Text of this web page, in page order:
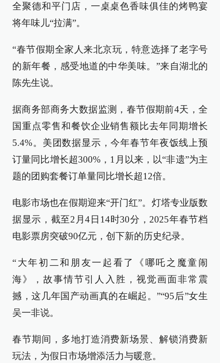
全聚德和平门店，一桌桌色香味俱佳的烤鸭宴
将年味儿“拉满”。
“春节假期全家人来北京玩，特意选择了老字号
的新年餐，感受地道的中华美味。”来自湖北的
陈先生说。
据商务部商务大数据监测，春节假期前4天，全
国重点零售和餐饮企业销售额比去年同期增长
5.4%。美团数据显示，今年春节年夜饭线上预
订量同比增长超300%，1月以来，以“非遗”为主
题的团购套餐订单量同比增长超12倍。
电影市场也在假期迎来“开门红”。灯塔专业版数
据显示，截至2月4日14时30分，2025年春节档
电影票房突破90亿元，创下新的历史纪录。
“大年初二和朋友一起看了《哪吒之魔童闹
海》，故事情节引人入胜，视觉画面非常震
撼，这几年国产动画真的在崛起。”“95后”女生
吴一非说。
春节期间，多地打造消费新场景、解锁消费新
玩法，为假日市场增添活力与暖意。